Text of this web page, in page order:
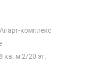
комплекс
кв. м 2/20 эт.